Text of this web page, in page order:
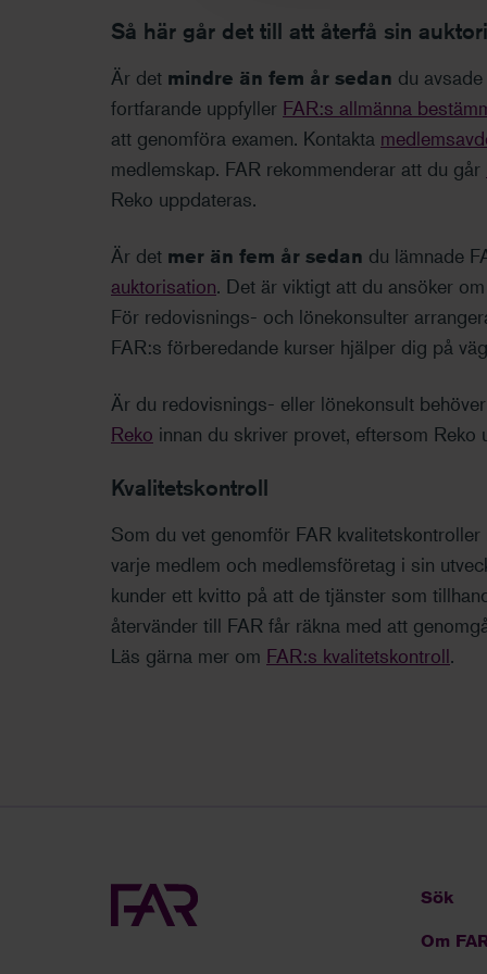
Så här går det till att återfå sin
Är det mindre än fem år sedan du
fortfarande uppfyller FAR:s allmänna
att genomföra examen. Kontakta
medlemskap. FAR rekommenderar att du går
Reko uppdateras.
Är det mer än fem år sedan du lämnade
auktorisation. Det är viktigt att du ansöker
För redovisnings- och lönekonsulter
FAR:s förberedande kurser hjälper dig på
Är du redovisnings- eller lönekonsult
Reko innan du skriver provet, eftersom Reko
Kvalitetskontroll
Som du vet genomför FAR
varje medlem och medlemsföretag i sin
kunder ett kvitto på att de tjänster som
återvänder till FAR får räkna med att
Läs gärna mer om FAR:s kvalitetskontroll.
Sök
Om